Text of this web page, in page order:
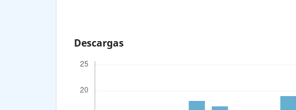
Descargas